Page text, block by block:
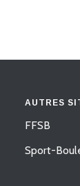
AUTRES
FFSB
Sport-